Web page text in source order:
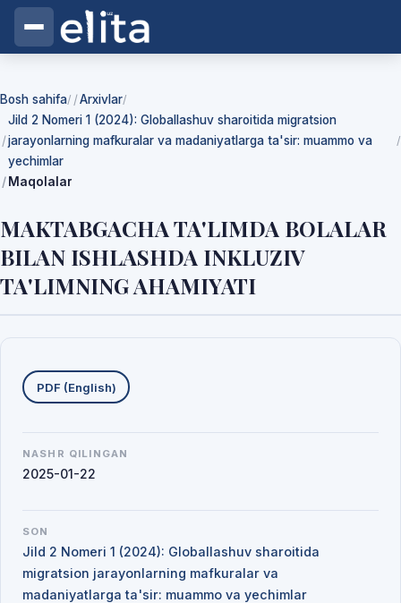
Bosh sahifa/ Arxivlar/
Jild 2 Nomeri 1 (2024): Globallashuv sharoitida migratsion
jarayonlarning mafkuralar va madaniyatlarga ta'sir: muammo va
yechimlar
/
Maqolalar
MAKTABGACHA TA'LIMDA BOLALAR
BILAN ISHLASHDA INKLUZIV
TA'LIMNING AHAMIYATI
Yuklab olishlar
PDF (English)
NASHR QILINGAN
2025-01-22
SON
Jild 2 Nomeri 1 (2024): Globallashuv sharoitida
migratsion jarayonlarning mafkuralar va
madaniyatlarga ta'sir: muammo va yechimlar